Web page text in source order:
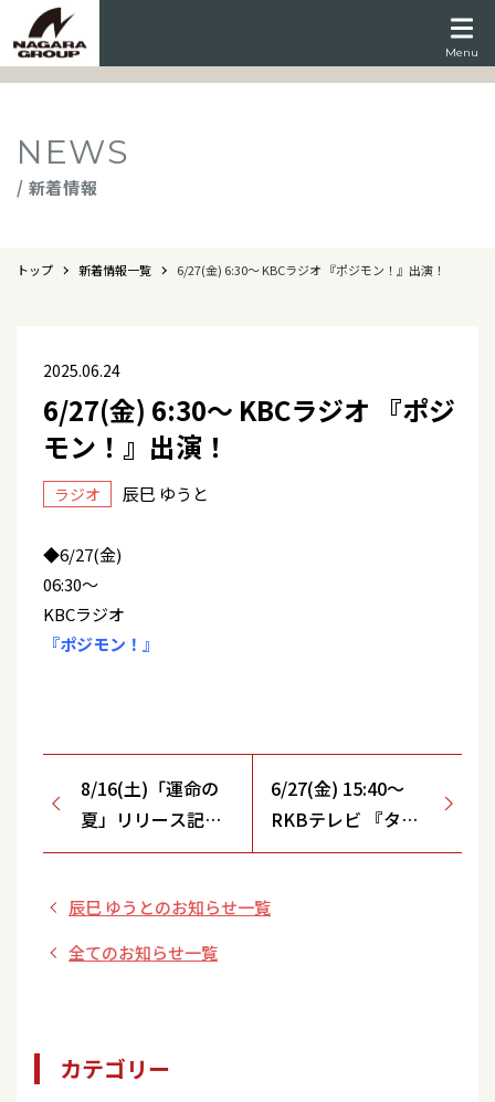
Menu
NEWS
/ 新着情報
トップ 新着情報一覧 6/27(金) 6:30～ KBCラジオ 『ポジモン！』出演！
2025.06.24
6/27(金) 6:30～ KBCラジオ 『ポジ
モン！』出演！
ラジオ 辰巳 ゆうと
◆6/27(金)
06:30～
KBCラジオ
『ポジモン！』
8/16(土)「運命の
夏」リリース記念
イベント【東十条
都】開催決定！
6/27(金) 15:40～
RKBテレビ 『タダ
イマ！』出演！
辰巳 ゆうとのお知らせ一覧
全てのお知らせ一覧
カテゴリー